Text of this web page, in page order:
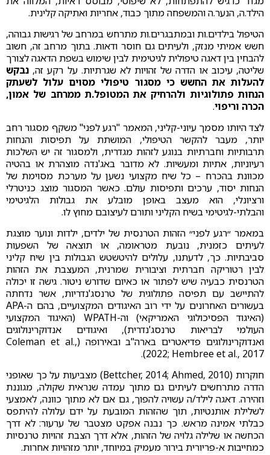
הילד.ה, הנער.ה והמשפחה מתוך כבוד, אחריות ואתיקה קלינית.
הטיפול בילדים.ות ובמתבגרים.ות מתרחש במרחב של רגישות גבוהה,
חשש אמיתי מנזק, ולעיתים גם חוסר ודאות. בתוך מרחב זה, חשוב
להבחין בין דאגה טיפולית לגיטימית לבין שימוש בשפת הדאגה לצורך
שליטה, עיכוב או הדרה של זהויות לא שגרתיות. על רקע זה, נבקש
להעלות את החשש כי מסגור טיפולי מסוים עלול לשעתק
הנחות פתולוגיות ולהרחיק את המטופל.ת ממרחב של אמון,
הכרה וריפוי.
לצד היותו מסמך עיוני-קליני, המאמר "רגע לפני" משקף מסגור רחב
יותר, מעבר להקשר הטיפולי, המושתת על תפיסות והנחות
תרבותיות וחברתיות בנוגע לזהות מגדרית, ולמסגור זה יש השלכות
רעיוניות, אתיות ומעשיות. לא מדובר באג'נדה מוצהרת או בהטיה
מכוונת בהכרח – כל שיח מקצועי נשען על מערכת מסוימת של
הנחות יסוד, ערכים ותפיסות עולם. כאשר המסגור מוצג כניטרלי
ורציונלי, הוא מעצב באופן מובלע את גבולות הלגיטימי
והבלתי-לגיטימי בשיח הקליני ותורם לעיצובם מחוץ לו.
במאמר ״רגע לפני״ הזהות הטרנסית של ילדים, ילדות ונוער מוצגת
לעיתים כזמנית, נובעת מטראומה, או תוצאה של השפעות
סביבתיות. כך, לדעתנו, עלולים להיטשטש הגבולות בין שיח קליני
לבין רטוריקה חברתית וציבורית שמרנית, המעצבת את הזהות
הטרנסית כבעיה שיש לפתור או כאיום שדורש ניטור. גישה זו יכולה
להתיישב עם תפיסה פתולוגית של טרנסג'נדריות, אשר נדחתה
בעשורים האחרונים על ידי רוב האיגודים המקצועיים, בהם ה-APA
(האיגוד הפסיכולוגי האמריקאי) וה-WPATH (האיגוד המקצועי
העולמי לבריאות טרנסג'נדרית), ואיגודים אנדוקרינולוגים
ואנדוקרינולוגים פדיאטרים בארה"ב ובאירופה (Coleman et al.,
2022; Hembree et al., 2017).
חוקרות (Bettcher, 2014; Ahmed, 2010) מצביעות על כך שאופני
הדרה מתרחשים לעיתים גם מתוך עמדה שנראית שקולה, מגוננת
וזהירה. דאגה לילד/ה עשויה להפוך, גם אם לא מתוך כוונה, לאמצעי
לשלילת אותנטיות, תוך שהזהות המובעת על ידם עלולה להיתפס
כבלתי אמינה מראש. כך נבנה אפקט מצטבר של ערעור: לא דרך
הכחשה או שלילה גלויה של הזהות, אלא דרך הצבת זהויות טרנסיות
כמחייבות א-פריורית בירור מעמיק במיוחד, יותר מזהויות אחרות.